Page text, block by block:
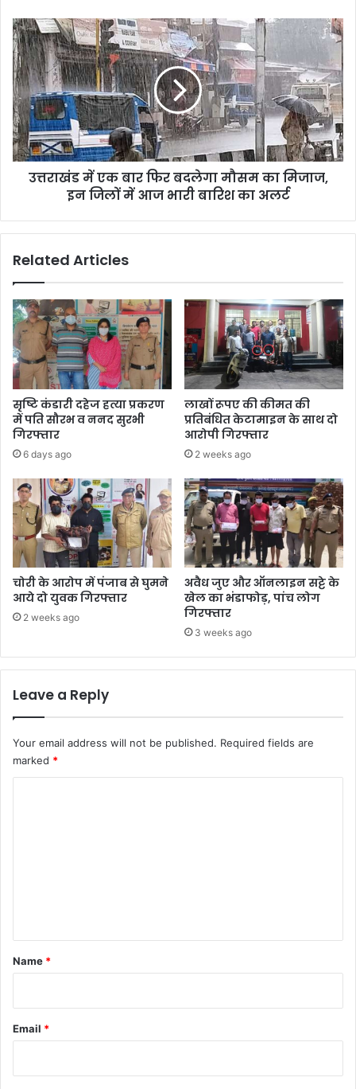
उत्तराखंड
में
एक
बार
फिर
बदलेगा
मौसम
का
मिजाज,
बारिश
उत्तराखंड में एक बार फिर बदलेगा मौसम का मिजाज,
इन जिलों में आज भारी बारिश का अलर्ट
Related Articles
सृष्टि कंडारी दहेज हत्या प्रकरण
में पति सौरभ व ननद सुरभी
गिरफ्तार
6 days ago
लाखों रूपए की कीमत की
प्रतिबंधित केटामाइन के साथ दो
आरोपी गिरफ्तार
2 weeks ago
चोरी के आरोप में पंजाब से घुमने
आये दो युवक गिरफ्तार
2 weeks ago
अवैध जुए और ऑनलाइन सट्टे के
खेल का भंडाफोड़, पांच लोग
गिरफ्तार
3 weeks ago
Leave a Reply
Your email address will not be published. Required fields are
marked *
*
Name *
Email *